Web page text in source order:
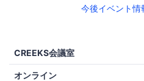
今後イベント情
CREEKS会議室
オンライン